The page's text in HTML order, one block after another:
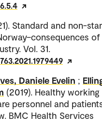
Standard and non-
of
Vol. 31.
Daniele Evelin ;
(2019). Healthy
personnel and
BMC Health Services